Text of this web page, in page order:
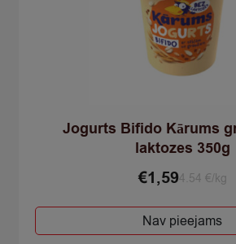
Jogurts Bifido Kārums
laktozes 350g
€1,594.54 €/kg
Nav pieejams